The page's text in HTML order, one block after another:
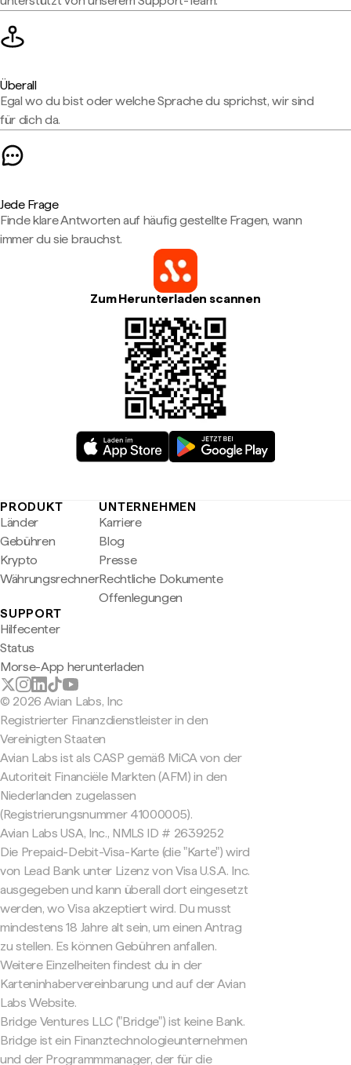
Überall
Egal wo du bist oder welche Sprache du sprichst, wir sind
für dich da.
Jede Frage
Finde klare Antworten auf häufig gestellte Fragen, wann
immer du sie brauchst.
Zum Herunterladen scannen
PRODUKT
Länder
Gebühren
Krypto
Währungsrechner
UNTERNEHMEN
Karriere
Blog
Presse
Rechtliche Dokumente
Offenlegungen
SUPPORT
Hilfecenter
Status
Morse-App herunterladen
© 2026 Avian Labs, Inc
Registrierter Finanzdienstleister in den
Vereinigten Staaten
Avian Labs ist als CASP gemäß MiCA von der
Autoriteit Financiële Markten (AFM) in den
Niederlanden zugelassen
(Registrierungsnummer 41000005).
Avian Labs USA, Inc., NMLS ID # 2639252
Die Prepaid-Debit-Visa-Karte (die "Karte") wird
von Lead Bank unter Lizenz von Visa U.S.A. Inc.
ausgegeben und kann überall dort eingesetzt
werden, wo Visa akzeptiert wird. Du musst
mindestens 18 Jahre alt sein, um einen Antrag
zu stellen. Es können Gebühren anfallen.
Weitere Einzelheiten findest du in der
Karteninhabervereinbarung und auf der Avian
Labs Website.
Bridge Ventures LLC ("Bridge") ist keine Bank.
Bridge ist ein Finanztechnologieunternehmen
und der Programmmanager, der für die